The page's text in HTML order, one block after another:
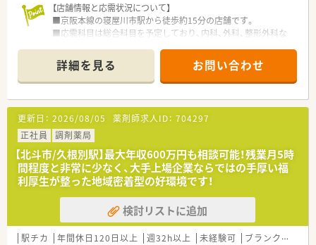
【店舗情報と応需状況について】
■京阪本線の寝屋川市駅から徒歩約15分の店舗です。
■応需科目は総合科目を予定しており、内科、外科、整形外科な
■外来業務に加え、創業以来注力している施設在宅業務にも積極
的に取り組んでいく予定です。
【勤務実態について】
■年間休日は120日です。
■有給休暇の取得率はほぼ100%で、連続取得すると5,000円の
手当が支給される制度もあります。
■全社での平均残業時間は月10時間程度と少なく、ワークライ
フバランスを重視できます。
【募集背景と求める人物像について】
■大阪府内での事業拡大に伴い、2025年11月にオープンいたし
■社会人経験が2年以上の方を幅広く歓迎しています。
■在宅業務にゼロから挑戦したいという意欲のある方や、法人の
詳細を見る お問い合わせ
更新日： 2026/08/05 薬剤師求人ID： 704297
正社員
調剤薬局
【北斗市/久根別駅】最大年収600万円も相談可能！残業月5時
間程度と非常に少なく、大手上場企業ならではの手厚い福
利厚生が整った地域密着型の好環境です！
検討リストに追加
駅チカ 年間休日120日以上 週32h以上 未経験可 ブランク可